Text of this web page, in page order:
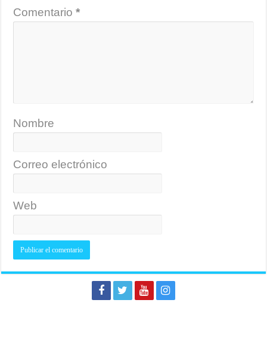
Comentario*
Nombre
Correo electrónico
Web